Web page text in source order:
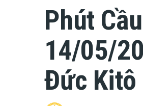
Phút
14/05/
Đức Kitô